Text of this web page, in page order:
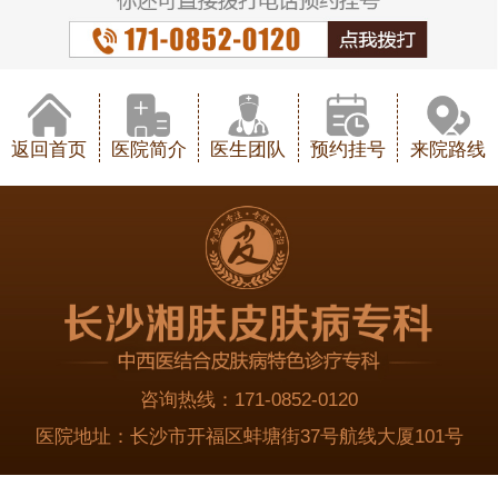
返回首页 医院简介 医生团队 预约挂号 来院路线
咨询热线： 171-0852-0120
医院地址： 长沙市开福区蚌塘街37号航线大厦101号